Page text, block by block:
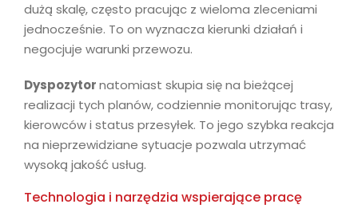
dużą skalę, często pracując z wieloma zleceniami
jednocześnie. To on wyznacza kierunki działań i
negocjuje warunki przewozu.
Dyspozytornatomiast skupia się na bieżącej
realizacji tych planów, codziennie monitorując trasy,
kierowców i status przesyłek. To jego szybka reakcja
na nieprzewidziane sytuacje pozwala utrzymać
wysoką jakość usług.
Technologia i narzędzia wspierające pracę